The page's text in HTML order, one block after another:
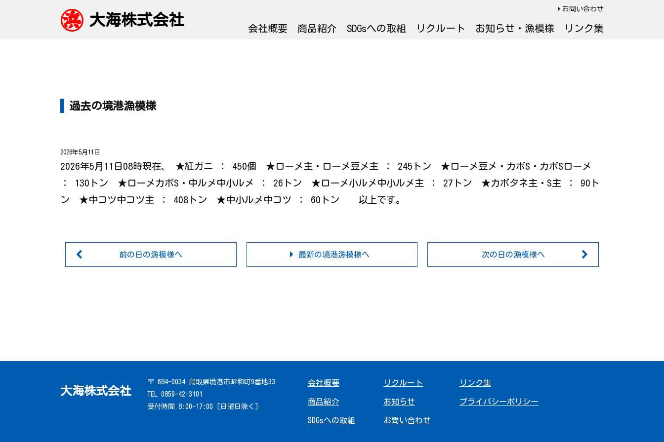
大海株式会社
お問い合わせ
会社概要 商品紹介 SDGsへの取組 リクルート お知らせ・漁模様 リンク集
過去の境港漁模様
2026年5月11日
2026年5月11日08時現在、 ★紅ガニ ： 450個 ★ローメ主・ローメ豆メ主 ： 245トン ★ローメ豆メ・カボS・カボSローメ
： 130トン ★ローメカボS・中ルメ中小ルメ ： 26トン ★ローメ小ルメ中小ルメ主 ： 27トン ★カボタネ主・S主 ： 90ト
ン ★中コツ中コツ主 ： 408トン ★中小ルメ中コツ ： 60トン 以上です。
前の日の漁模様へ 最新の境港漁模様へ 次の日の漁模様へ
大海株式会社
〒 684-0034 鳥取県境港市昭和町9番地33
TEL 0859-42-3101
受付時間 8:00-17:00 [日曜日除く]
会社概要
商品紹介
SDGsへの取組
リクルート
お知らせ
お問い合わせ
リンク集
プライバシーポリシー